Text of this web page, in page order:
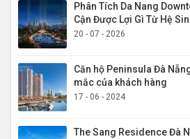
Phân Tích Da Nang
Cận Được Lợi Gì Từ Hệ
20 - 07 - 2026
Căn hộ Peninsula Đà
mắc của khách hàng
17 - 06 - 2024
The Sang Residence Đà